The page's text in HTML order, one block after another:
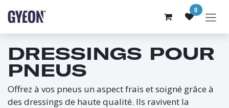
0
DRESSINGS POUR
PNEUS
Offrez à vos pneus un aspect frais et soigné grâce à
des dressings de haute qualité. Ils ravivent la